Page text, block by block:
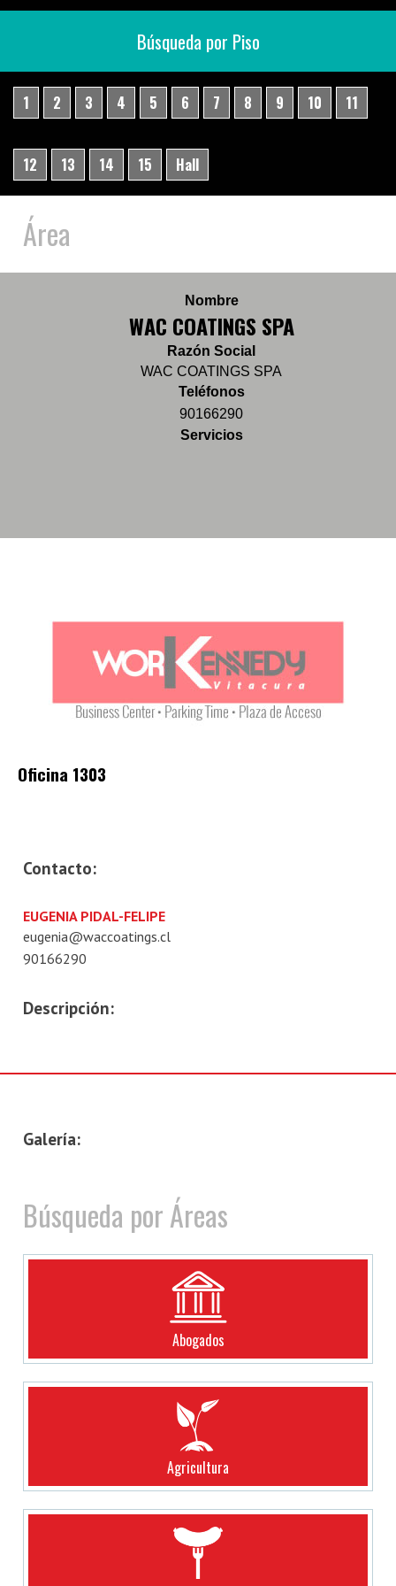
Búsqueda por Piso
1 2 3 4 5 6 7 8 9 10 11
12 13 14 15 Hall
Área
Nombre
WAC COATINGS SPA
Razón Social
WAC COATINGS SPA
Teléfonos
90166290
Servicios
Oficina 1303
Contacto:
EUGENIA PIDAL-FELIPE
eugenia@waccoatings.cl
90166290
Descripción:
Galería:
Búsqueda por Áreas
Abogados
Agricultura